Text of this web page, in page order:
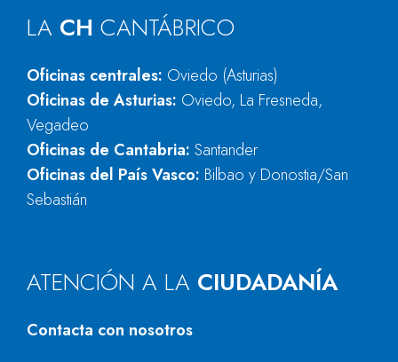
LA CH CANTÁBRICO
Oficinas centrales: Oviedo (Asturias)
Oficinas de Asturias: Oviedo, La Fresneda,
Vegadeo
Oficinas de Cantabria: Santander
Oficinas del País Vasco: Bilbao y Donostia/San
Sebastián
ATENCIÓN A LA CIUDADANÍA
Contacta con nosotros